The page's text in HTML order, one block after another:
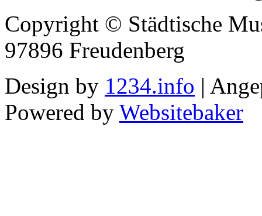
Copyright © Städtische
97896 Freudenberg
Design by 1234.info |
Powered by Websitebaker